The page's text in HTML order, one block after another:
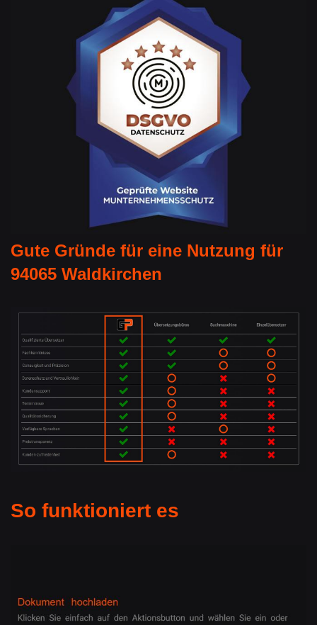
Gute Gründe für eine Nutzung für
94065 Waldkirchen
So funktioniert es